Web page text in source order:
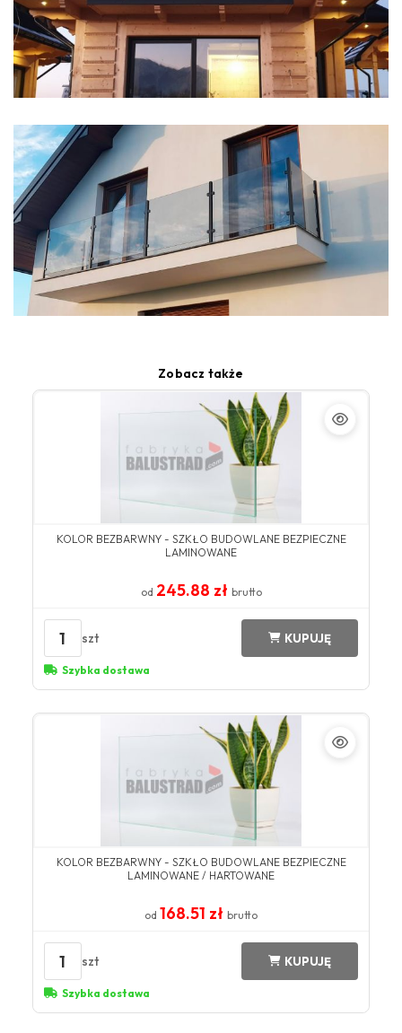
Zobacz także
KOLOR BEZBARWNY​ - SZKŁO BUDOWLANE BEZPIECZNE
LAMINOWANE
od 245.88 zł brutto
1 szt KUPUJĘ
Szybka dostawa
KOLOR BEZBARWNY​ - SZKŁO BUDOWLANE BEZPIECZNE
LAMINOWANE / HARTOWANE​​
od 168.51 zł brutto
1 szt KUPUJĘ
Szybka dostawa